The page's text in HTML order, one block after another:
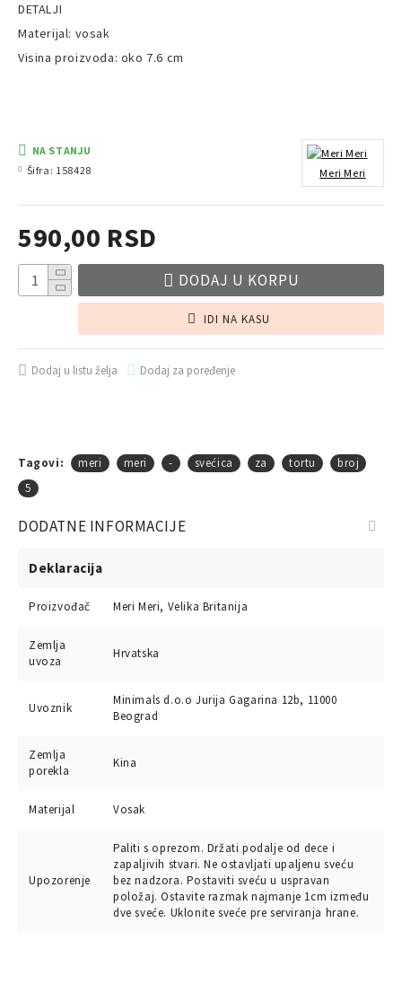
DETALJI
Materijal: vosak
Visina proizvoda: oko 7.6 cm
590,00 RSD
NA STANJU
Šifra: 158428 Meri Meri
DODAJ U KORPU
IDI NA KASU
Dodaj u listu želja Dodaj za poređenje
Tagovi: meri meri - svećica za tortu
broj
5
DODATNE INFORMACIJE
Deklaracija
Proizvođač Meri Meri, Velika Britanija
Zemlja
uvoza
Hrvatska
Uvoznik
Minimals d.o.o Jurija Gagarina 12b, 11000
Beograd
Zemlja
porekla
Kina
Materijal Vosak
Upozorenje
Paliti s oprezom. Držati podalje od dece i
zapaljivih stvari. Ne ostavljati upaljenu sveću
bez nadzora. Postaviti sveću u uspravan
položaj. Ostavite razmak najmanje 1cm između
dve sveće. Uklonite sveće pre serviranja hrane.